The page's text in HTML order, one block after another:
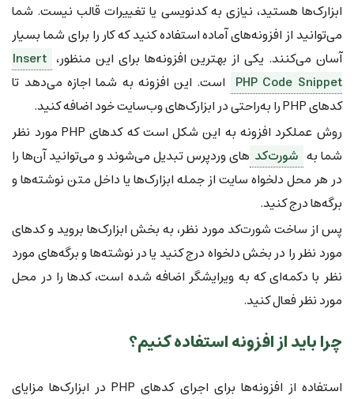
ابزارک‌ها هستید، نیازی به کدنویسی یا تغییرات قالب نیست. شما
می‌توانید از افزونه‌های آماده استفاده کنید که کار را برای شما بسیار
آسان می‌کنند. یکی از بهترین افزونه‌ها برای این منظور، Insert
PHP Code Snippet است. این افزونه به شما اجازه می‌دهد تا
کدهای PHP را به‌راحتی در ابزارک‌های وب‌سایت خود اضافه کنید.
روش عملکرد افزونه به این شکل است که کدهای PHP مورد نظر
شما به شورت‌کد های وردپرس تبدیل می‌شوند و می‌توانید آن‌ها را
در هر محل دلخواه سایت از جمله ابزارک‌ها یا داخل متن نوشته‌ها و
برگه‌ها درج کنید.
پس از ساخت شورت‌کد مورد نظر، به بخش ابزارک‌ها بروید و کدهای
مورد نظر را در بخش دلخواه درج کنید یا در نوشته‌ها و برگه‌های مورد
نظر با دکمه‌ای که به ویرایشگر اضافه شده است، کدها را در محل
مورد نظر فعال کنید.
چرا باید از افزونه استفاده کنیم؟
استفاده از افزونه‌ها برای اجرای کدهای PHP در ابزارک‌ها مزایای